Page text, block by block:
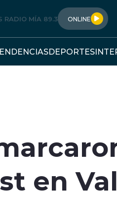
RADIO MÍA 89.3 ONLINE
DEPORTES
en